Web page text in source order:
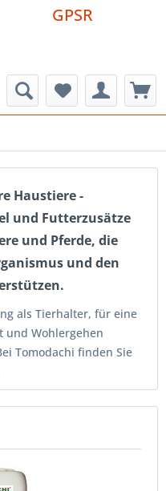
GPSR
Haustiere -
und Futterzusätze
und Pferde, die
und den
als Tierhalter, für eine
und Wohlergehen
Tomodachi finden Sie